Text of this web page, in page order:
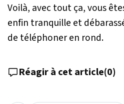
Voilà, avec tout ça, vous
enfin tranquille et
de téléphoner en rond.
Réagir à cet article(0)